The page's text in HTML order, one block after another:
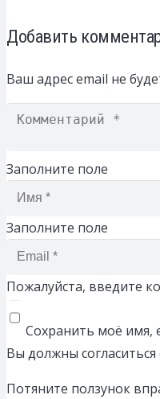
Добавить
Ваш адрес email не
Заполните поле
Заполните поле
Пожалуйста, введите
Сохранить моё имя,
Вы должны
Потяните ползунок